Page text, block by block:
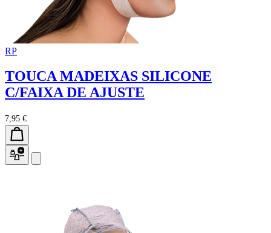
RP
TOUCA MADEIXAS SILICONE
C/FAIXA DE AJUSTE
7,95 €